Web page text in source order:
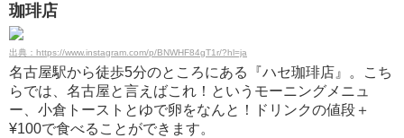
珈琲店
出典：https://www.instagram.com/p/BNWHF84gT1r/?hl=ja
名古屋駅から徒歩5分のところにある『ハセ珈琲店』。こち
らでは、名古屋と言えばこれ！というモーニングメニュ
ー、小倉トーストとゆで卵をなんと！ドリンクの値段＋
¥100で食べることができます。